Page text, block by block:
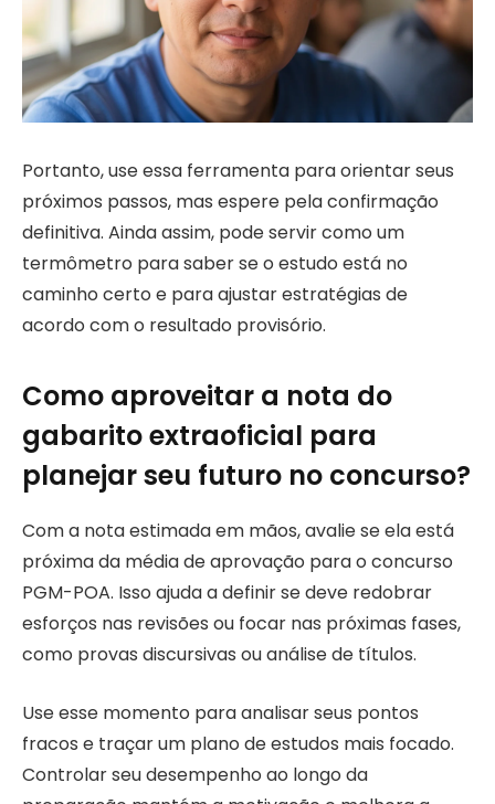
Portanto, use essa ferramenta para orientar seus
próximos passos, mas espere pela confirmação
definitiva. Ainda assim, pode servir como um
termômetro para saber se o estudo está no
caminho certo e para ajustar estratégias de
acordo com o resultado provisório.
Como aproveitar a nota do
gabarito extraoficial para
planejar seu futuro no concurso?
Com a nota estimada em mãos, avalie se ela está
próxima da média de aprovação para o concurso
PGM-POA. Isso ajuda a definir se deve redobrar
esforços nas revisões ou focar nas próximas fases,
como provas discursivas ou análise de títulos.
Use esse momento para analisar seus pontos
fracos e traçar um plano de estudos mais focado.
Controlar seu desempenho ao longo da